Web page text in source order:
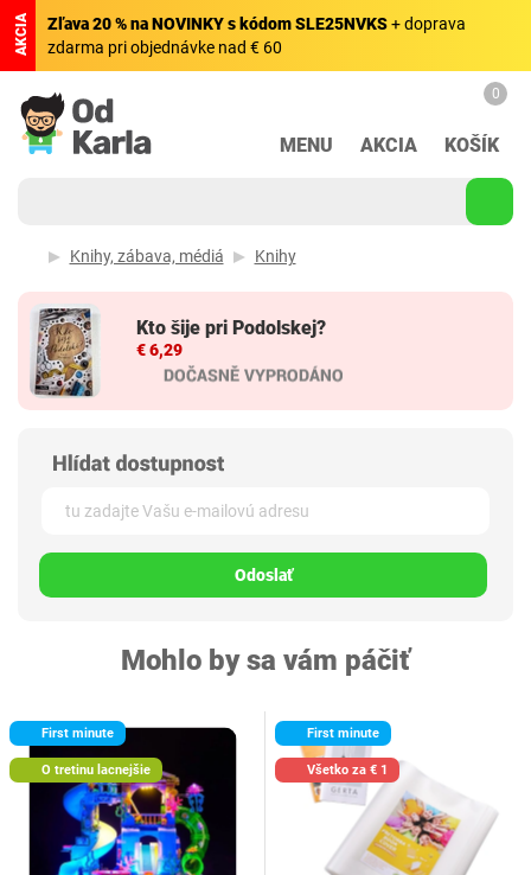
AKCIA Zľava 20 % na NOVINKY s kódom SLE25NVKS+ doprava
zdarma pri objednávke nad € 60
MENU AKCIA
0
KOŠÍK
Knihy, zábava, médiá Knihy
Kto šije pri Podolskej?
€ 6,29
Odoslať
Mohlo by sa vám páčiť
First minute
O tretinu lacnejšie
First minute
Všetko za € 1